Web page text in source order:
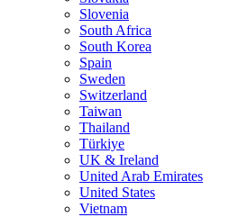
Slovenia
South Africa
South Korea
Spain
Sweden
Switzerland
Taiwan
Thailand
Türkiye
UK & Ireland
United Arab Emirates
United States
Vietnam